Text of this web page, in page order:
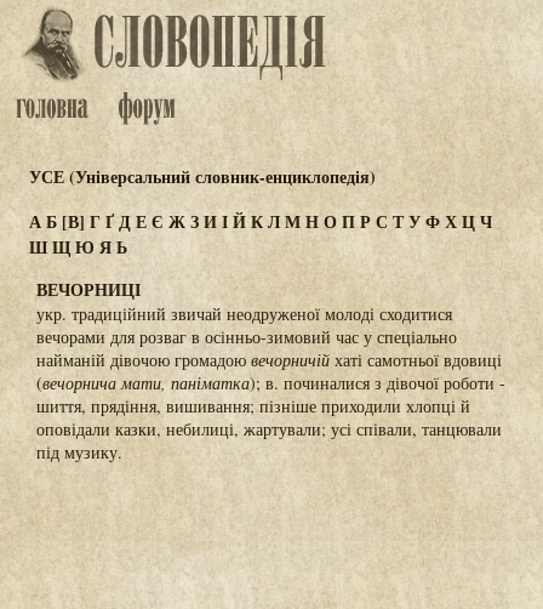
УСЕ (Універсальний словник-енциклопедія)
АБ [В] ГҐДЕЄ ЖЗИІЙКЛМНОПР СТУФХЦЧ
ШЩЮЯЬ
ВЕЧОРНИЦІ
укр. традиційний звичай неодруженої молоді сходитися
вечорами для розваг в осінньо-зимовий час у спеціально
найманій дівочою громадою вечорничій хаті самотньої вдовиці
(вечорнича мати, паніматка); в. починалися з дівочої роботи -
шиття, прядіння, вишивання; пізніше приходили хлопці й
оповідали казки, небилиці, жартували; усі співали, танцювали
під музику.